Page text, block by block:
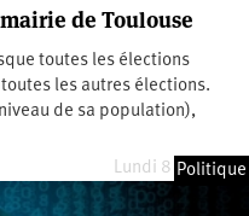
de Toulouse
toutes les élections
les autres élections.
de sa population),
Lundi 8 juin 2026
Politique